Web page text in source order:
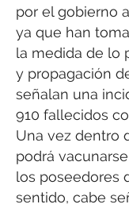
por el gobierno
ya que han
la medida de lo
y propagación
señalan una
910 fallecidos
Una vez dentro
podrá
los poseedores
sentido, cabe